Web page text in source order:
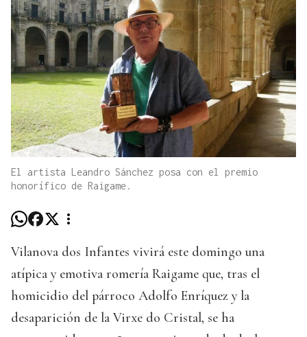
El artista Leandro Sánchez posa con el premio
honorífico de Raigame.
Vilanova dos Infantes vivirá este domingo una
atípica y emotiva romería Raigame que, tras el
homicidio del párroco Adolfo Enríquez y la
desaparición de la Virxe do Cristal, se ha